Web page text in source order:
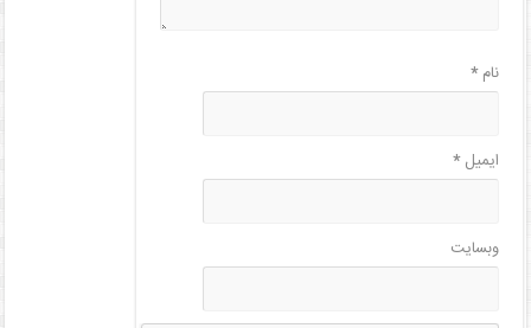
نام*
ایمیل*
وبسایت